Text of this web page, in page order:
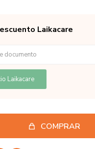
Laikacare
Laikacare
COMPRAR